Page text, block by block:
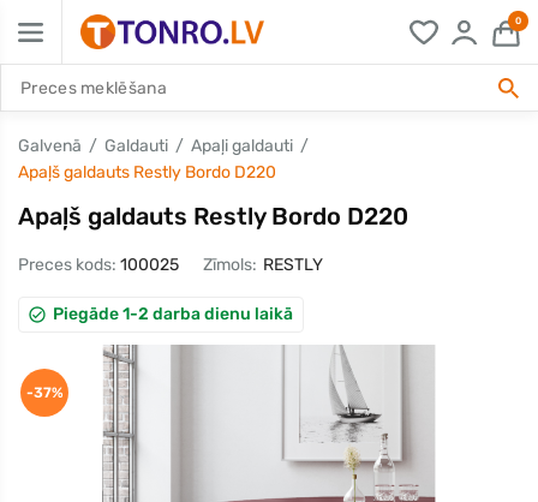
0
Galvenā Galdauti
Apaļi galdauti
Apaļš galdauts Restly Bordo D220
Apaļš galdauts Restly Bordo D220
Preces kods: 100025 Zīmols: RESTLY
Piegāde 1-2 darba dienu laikā
-37%